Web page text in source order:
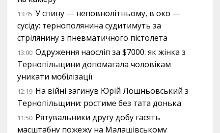
13:45 У спину — неповнолітньому, в око —
сусіду: тернополянина судитимуть за
стрілянину з пневматичного пістолета
13:00 Одруження наосліп за $7000: як жінка з
Тернопільщини допомагала чоловікам
уникати мобілізації
12:19 На війні загинув Юрій Лошньовський з
Тернопільщини: ростиме без тата донька
11:50 Рятувальники другу добу гасять
масштабну пожежу на Малашівському